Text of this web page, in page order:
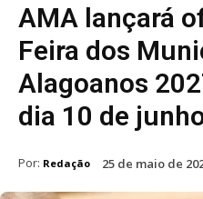
AMA lançará
Feira dos
Alagoanos
dia 10 de
Por: Redação 25 de maio de